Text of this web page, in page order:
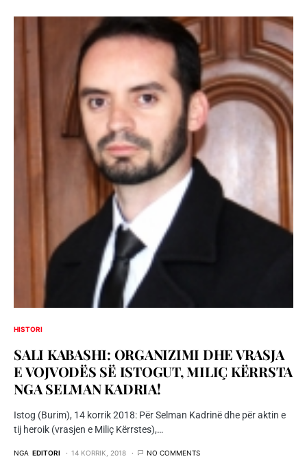
HISTORI
SALI KABASHI: ORGANIZIMI DHE VRASJA
E VOJVODËS SË ISTOGUT, MILIÇ KËRRSTA
NGA SELMAN KADRIA!
Istog (Burim), 14 korrik 2018: Për Selman Kadrinë dhe për aktin e
tij heroik (vrasjen e Miliç Kërrstes),…
NGA EDITORI 14 KORRIK, 2018 NO COMMENTS